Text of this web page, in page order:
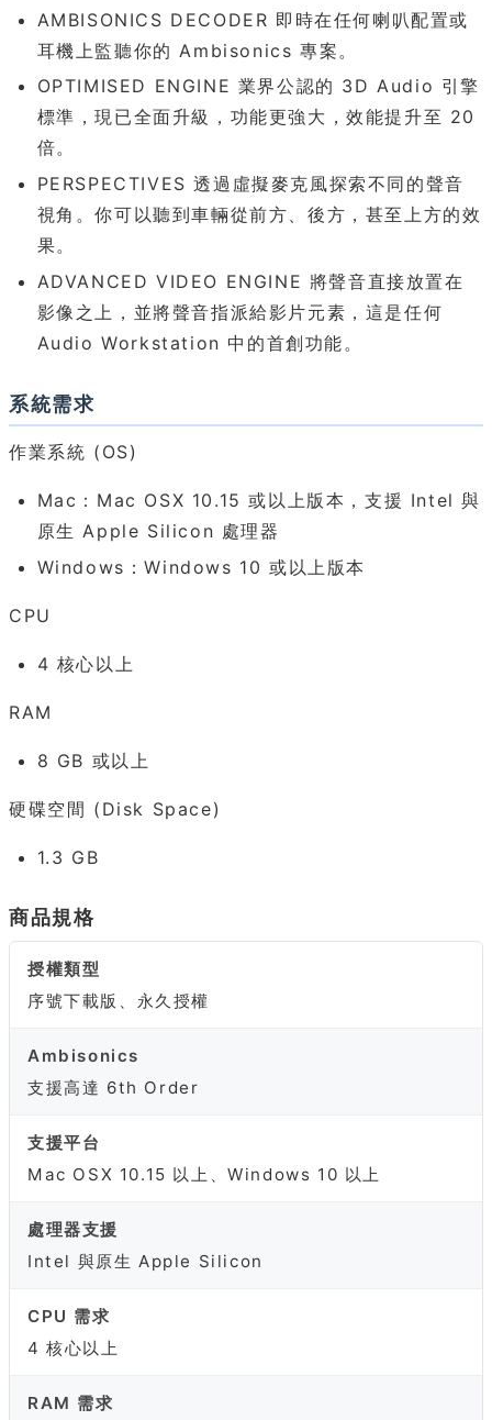
AMBISONICS DECODER 即時在任何喇叭配置或
耳機上監聽你的 Ambisonics 專案。
OPTIMISED ENGINE 業界公認的 3D Audio 引擎
標準，現已全面升級，功能更強大，效能提升至 20
倍。
PERSPECTIVES 透過虛擬麥克風探索不同的聲音
視角。你可以聽到車輛從前方、後方，甚至上方的效
果。
ADVANCED VIDEO ENGINE 將聲音直接放置在
影像之上，並將聲音指派給影片元素，這是任何
Audio Workstation 中的首創功能。
系統需求
作業系統 (OS)
Mac：Mac OSX 10.15 或以上版本，支援 Intel 與
原生 Apple Silicon 處理器
Windows：Windows 10 或以上版本
CPU
4 核心以上
RAM
8 GB 或以上
硬碟空間 (Disk Space)
1.3 GB
商品規格
授權類型
序號下載版、永久授權
Ambisonics
支援高達 6th Order
支援平台
Mac OSX 10.15 以上、Windows 10 以上
處理器支援
Intel 與原生 Apple Silicon
CPU 需求
4 核心以上
RAM 需求